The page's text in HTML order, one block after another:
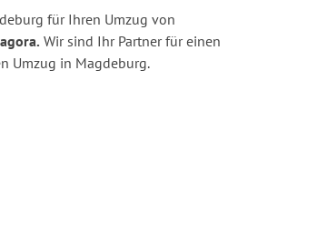
für Ihren Umzug von
Wir sind Ihr Partner für einen
Umzug in Magdeburg.